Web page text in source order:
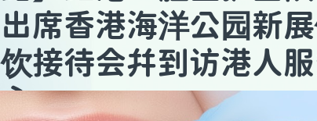
出席香港海洋公园新
饮接待会并到访港人
心